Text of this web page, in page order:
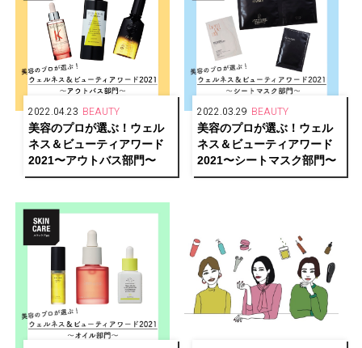
2022.04.23 BEAUTY
美容のプロが選ぶ！ウェル
ネス＆ビューティアワード
2021〜アウトバス部門〜
2022.03.29 BEAUTY
美容のプロが選ぶ！ウェル
ネス＆ビューティアワード
2021〜シートマスク部門〜